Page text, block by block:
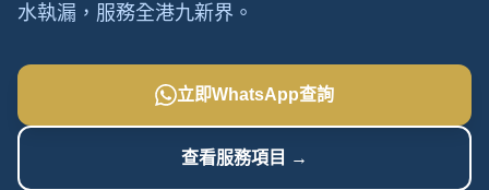
水執漏，服務全港九新界。
立即WhatsApp查詢
查看服務項目 →